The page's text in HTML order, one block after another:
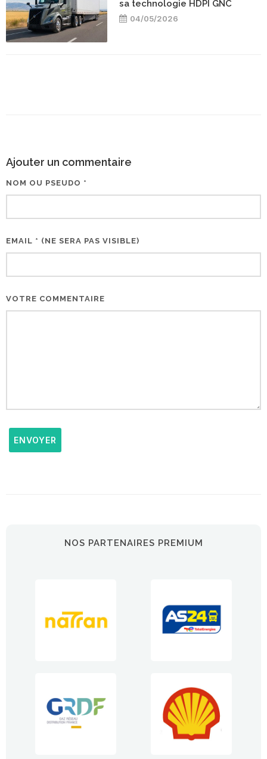
sa technologie HDPI GNC
04/05/2026
Ajouter un commentaire
NOM OU PSEUDO *
EMAIL * (NE SERA PAS VISIBLE)
VOTRE COMMENTAIRE
ENVOYER
NOS PARTENAIRES PREMIUM